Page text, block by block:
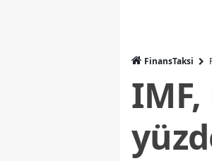
FinansTaksi